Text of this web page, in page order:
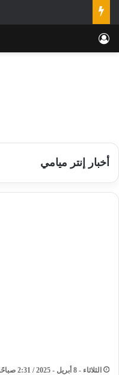
أخبار إنتر ميامي
الثلاثاء - 8 أبريل - 2025 / 2:31 صباحًا